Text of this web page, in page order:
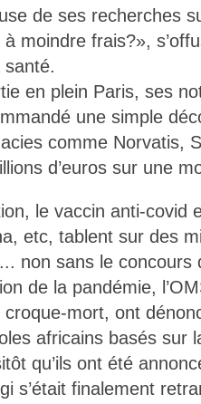
de ses recherches
moindre frais?»,
santé.
en plein Paris, ses
une simple
comme Norvatis,
d’euros sur une
le vaccin anti-covid
etc, tablent sur des
non sans le concours
de la pandémie,
mort, ont
africains basés sur
qu’ils ont été
s’était finalement